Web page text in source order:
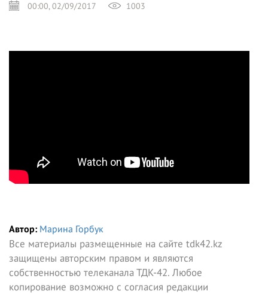
00:00, 02/09/2017 1003
Автор: Марина Горбук
Все материалы размещенные на сайте tdk42.kz
защищены авторским правом и являются
собственностью телеканала ТДК-42. Любое
копирование возможно с согласия редакции